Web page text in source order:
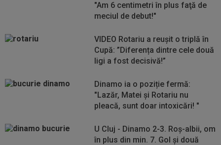
"Am 6 centimetri în plus faţă de
meciul de debut!"
VIDEO Rotariu a reușit o triplă în
Cupă: ”Diferența dintre cele două
ligi a fost decisivă!”
Dinamo ia o poziție fermă:
"Lazăr, Matei și Rotariu nu
pleacă, sunt doar intoxicări! "
U Cluj - Dinamo 2-3. Roș-albii, om
în plus din min. 7. Gol și două